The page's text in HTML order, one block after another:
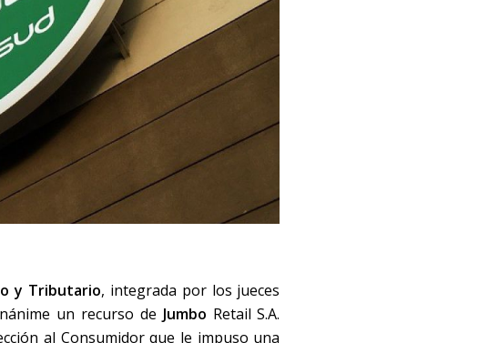
y Tributario, integrada por los jueces
un recurso de Jumbo Retail S.A.
al Consumidor que le impuso una